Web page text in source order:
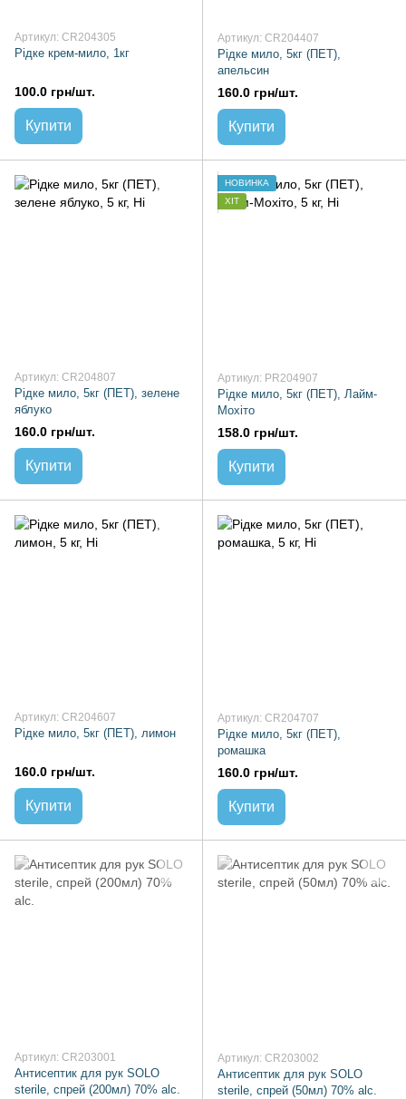
Артикул: CR204305
Рідке крем-мило, 1кг
100.0 грн/шт.
Купити
Артикул: CR204407
Рідке мило, 5кг (ПЕТ),
апельсин
160.0 грн/шт.
Купити
Артикул: CR204807
Рідке мило, 5кг (ПЕТ), зелене
яблуко
160.0 грн/шт.
Купити
НОВИНКА
ХІТ
Артикул: PR204907
Рідке мило, 5кг (ПЕТ), Лайм-
Мохіто
158.0 грн/шт.
Купити
Артикул: CR204607
Рідке мило, 5кг (ПЕТ), лимон
160.0 грн/шт.
Купити
Артикул: CR204707
Рідке мило, 5кг (ПЕТ),
ромашка
160.0 грн/шт.
Купити
Артикул: CR203001
Антисептик для рук SOLO
sterile, спрей (200мл) 70% alc.
Артикул: CR203002
Антисептик для рук SOLO
sterile, спрей (50мл) 70% alc.